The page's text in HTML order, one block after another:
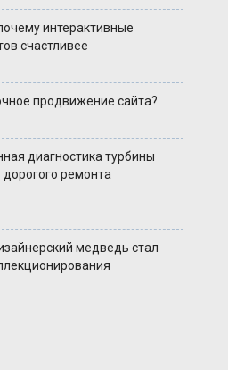
интерактивные
счастливее
продвижение сайта?
диагностика турбины
ремонта
медведь стал